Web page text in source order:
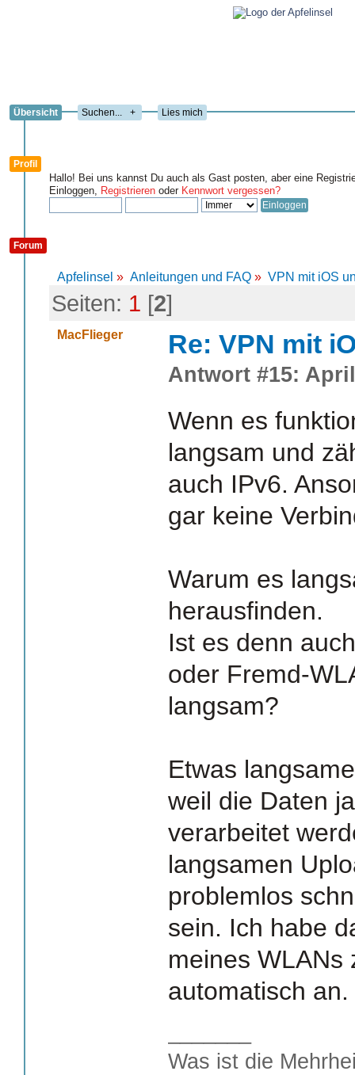
Übersicht + Lies mich
Profil
Hallo! Bei uns kannst Du auch als Gast posten, aber eine
Einloggen, Registrieren oder Kennwort vergessen?
Forum
Apfelinsel » Anleitungen und FAQ » VPN mit iOS
Seiten: 1 [2]
MacFlieger Re: VPN mit
Antwort #15:
Wenn es
langsam und
auch IPv6.
gar keine
Warum es
herausfinden.
Ist es denn
oder Fremd-
langsam?
Etwas
weil die Daten
verarbeitet
langsamen
problemlos
sein. Ich habe
meines WLANs
automatisch an.
Was ist die